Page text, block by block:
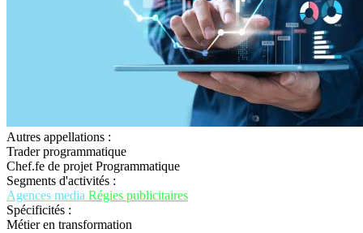
Autres appellations :
Trader programmatique
Chef.fe de projet Programmatique
Segments d'activités :
Agences media Régies publicitaires
Spécificités :
Métier en transformation